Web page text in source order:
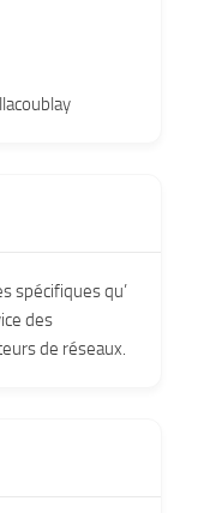
spécifiques qu’
des
de réseaux.